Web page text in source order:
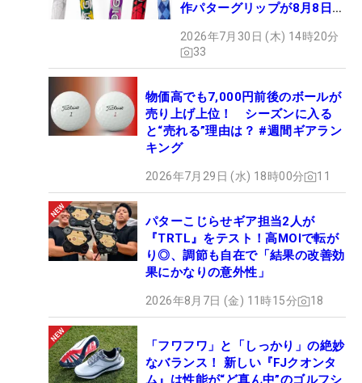
作パターグリップが8月8日デ
2026年7月30日 (木) 14時20分
33
物価高でも7,000円前後のボールが
売り上げ上位！ シーズンに入る
と“売れる”理由は？ #週間ギアラン
キング
2026年7月29日 (水) 18時00分 11
パターこじらせギア担当2人が
『TRTL』をテスト！高MOIで転が
り◎、調節も自在で「結果の改善効
果にかなりの意外性」
2026年8月7日 (金) 11時15分 18
「フワフワ」と「しっかり」の絶妙
なバランス！ 新しい『FJクオンタ
ム』は性能が“ど真ん中”のゴルフシ